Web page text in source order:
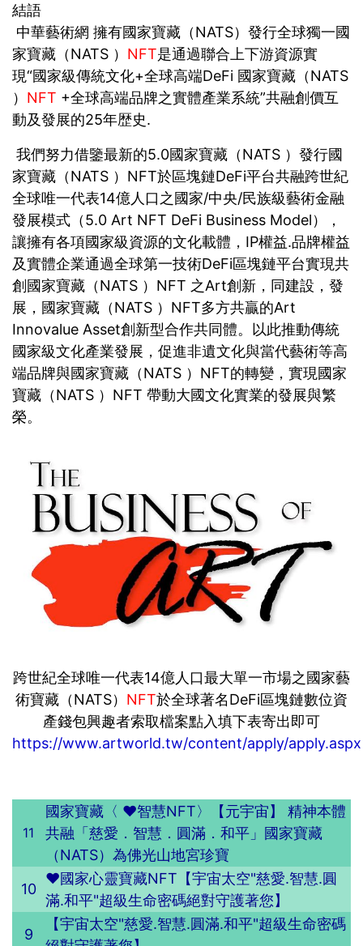
結語
中華藝術網 擁有國家寶藏（NATS）發行全球獨一國
家寶藏（NATS ） NFT是通過聯合上下游資源實
現“國家級傳統文化+全球高端DeFi 國家寶藏（NATS
） NFT +全球高端品牌之實體產業系統”共融創價互
動及發展的25年歴史.
我們努力借鑒最新的5.0國家寶藏（NATS ）發行國
家寶藏（NATS ）NFT於區塊鏈DeFi平台共融跨世紀
全球唯一代表14億人口之國家/中央/民族級藝術金融
發展模式（5.0 Art NFT DeFi Business Model），
讓擁有各項國家級資源的文化載體，IP權益.品牌權益
及實體企業通過全球第一技術DeFi區塊鏈平台實現共
創國家寶藏（NATS ）NFT 之Art創新，同建設，發
展，國家寶藏（NATS ）NFT多方共贏的Art
Innovalue Asset創新型合作共同體。以此推動傳統
國家級文化產業發展，促進非遺文化與當代藝術等高
端品牌與國家寶藏（NATS ）NFT的轉變，實現國家
寶藏（NATS ）NFT 帶動大國文化實業的發展與繁
榮。
跨世紀全球唯一代表14億人口最大單一市場之國家藝
術寶藏（NATS） NFT於全球著名DeFi區塊鏈數位資
產錢包興趣者索取檔案點入填下表寄出即可
https://www.artworld.tw/content/apply/apply.aspx
11
國家寶藏〈 ❤️智慧NFT〉【元宇宙】 精神本體
共融「慈愛．智慧．圓滿．和平」國家寶藏
（NATS）為佛光山地宮珍寶
10
❤️國家心靈寶藏NFT【宇宙太空"慈愛.智慧.圓
滿.和平"超級生命密碼絕對守護著您】
9
【宇宙太空"慈愛.智慧.圓滿.和平"超級生命密碼